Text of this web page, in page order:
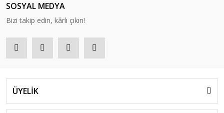
SOSYAL MEDYA
Bizi takip edin, kârlı çıkın!
ÜYELİK